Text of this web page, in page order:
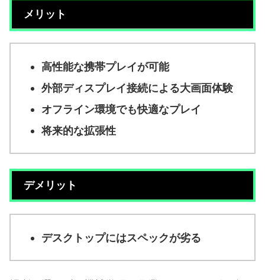
メリット
高性能な携帯プレイが可能
外部ディスプレイ接続による大画面体験
オフライン環境でも快適なプレイ
将来的な拡張性
デメリット
デスクトップにはスペックが劣る